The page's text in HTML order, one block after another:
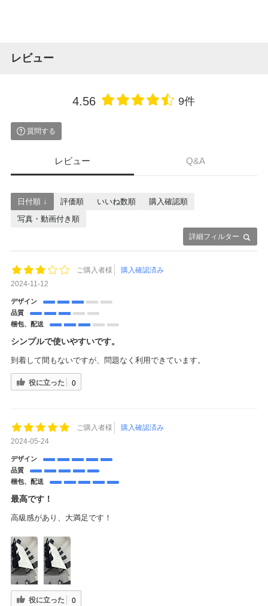
レビュー
4.56 9件
質問する
レビュー Q&A
詳細フィルター
日付順 ↓ 評価順 いいね数順
購入確認順
写真・動画付き順
ご購入者様
購入確認済み
2024-11-12
デザイン
品質
梱包、配送
シンプルで使いやすいです。
到着して間もないですが、問題なく利用できています。
役に立った 0
ご購入者様
購入確認済み
2024-05-24
デザイン
品質
梱包、配送
最高です！
高級感があり、大満足です！
役に立った 0